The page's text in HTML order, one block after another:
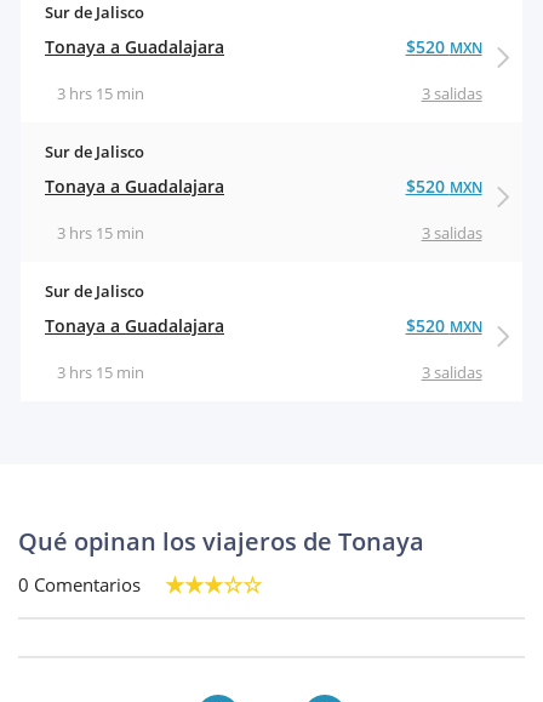
Sur de Jalisco
Tonaya a Guadalajara
3 salidas
3 hrs 15 min
$520 MXN
Sur de Jalisco
Tonaya a Guadalajara
3 salidas
3 hrs 15 min
$520 MXN
Sur de Jalisco
Tonaya a Guadalajara
3 salidas
3 hrs 15 min
$520 MXN
Qué opinan los viajeros de Tonaya
0 Comentarios